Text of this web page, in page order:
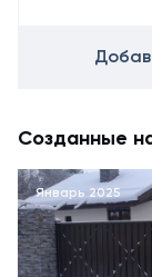
Созданные
Январь 2025